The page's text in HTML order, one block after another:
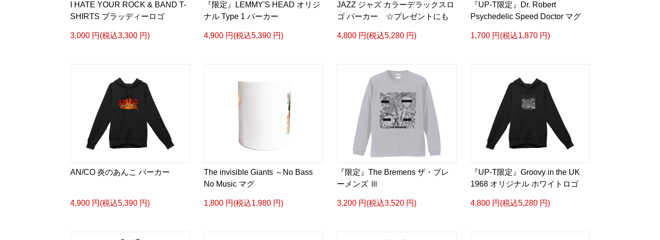
I HATE YOUR ROCK & BAND T-
SHIRTS ブラッディーロゴ
3,000 円(税込3,300 円)
『限定』LEMMY'S HEAD オリジ
ナル Type 1 パーカー
4,900 円(税込5,390 円)
JAZZ ジャズ カラーデラックスロ
ゴ パーカー ☆プレゼントにも
4,800 円(税込5,280 円)
『UP-T限定』Dr. Robert
Psychedelic Speed Doctor マグ
1,700 円(税込1,870 円)
AN/CO 炎のあんこ パーカー
4,900 円(税込5,390 円)
The invisible Giants ～No Bass
No Music マグ
1,800 円(税込1,980 円)
『限定』The Bremens ザ・ブレ
ーメンズ Ⅲ
3,200 円(税込3,520 円)
『UP-T限定』Groovy in the UK
1968 オリジナル ホワイトロゴ
4,800 円(税込5,280 円)